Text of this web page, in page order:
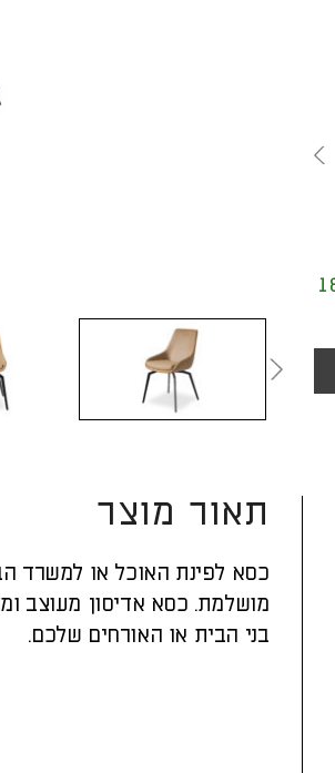
תאור מוצר
כסא לפינת האוכל או למשרד
מושלמת. כסא אדיסון מעוצב
בני הבית או האורחים שלכם.